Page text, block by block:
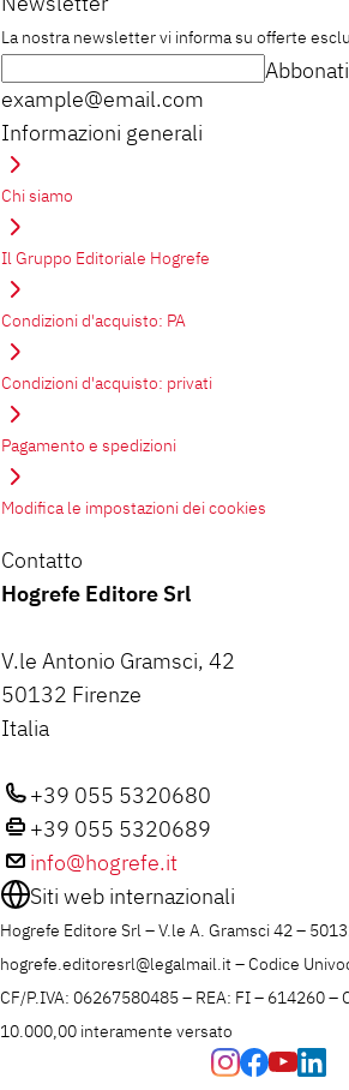
La nostra newsletter vi informa su offerte
example@email.com
Abbonati
Informazioni generali
Chi siamo
Il Gruppo Editoriale Hogrefe
Condizioni d'acquisto: PA
Condizioni d'acquisto: privati
Pagamento e spedizioni
Modifica le impostazioni dei cookies
Contatto
Hogrefe Editore Srl
V.le Antonio Gramsci, 42
50132 Firenze
Italia
+39 055 5320680
+39 055 5320689
info@hogrefe.it
Siti web internazionali
Hogrefe Editore Srl – V.le A. Gramsci 42 –
hogrefe.editoresrl@legalmail.it – Codice
CF/P.IVA: 06267580485 – REA: FI – 614260 –
10.000,00 interamente versato